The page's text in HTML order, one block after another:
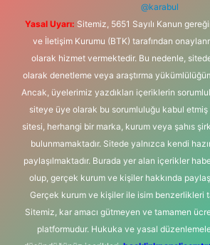
@karabul
Yasal Uyarı: Sitemiz, 5651 Sayılı Kanun
ve İletişim Kurumu (BTK) tarafından
olarak hizmet vermektedir. Bu nedenle,
olarak denetleme veya araştırma
Ancak, üyelerimiz yazdıkları içeriklerin
siteye üye olarak bu sorumluluğu kabul etmiş
sitesi, herhangi bir marka, kurum veya şahıs
bulunmamaktadır. Sitede yalnızca kendi
paylaşılmaktadır. Burada yer alan içerikler
olup, gerçek kurum ve kişiler hakkında
Gerçek kurum ve kişiler ile isim benzerlikleri
Sitemiz, kar amacı gütmeyen ve tamamen
platformudur. Hukuka ve yasal